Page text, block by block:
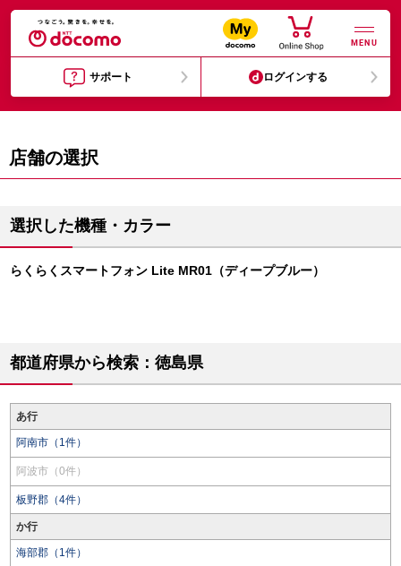
MENU
サポート ログインする
店舗の選択
選択した機種・カラー
らくらくスマートフォン Lite MR01（ディープブルー）
都道府県から検索：徳島県
あ行
阿南市（1件）
阿波市（0件）
板野郡（4件）
か行
海部郡（1件）